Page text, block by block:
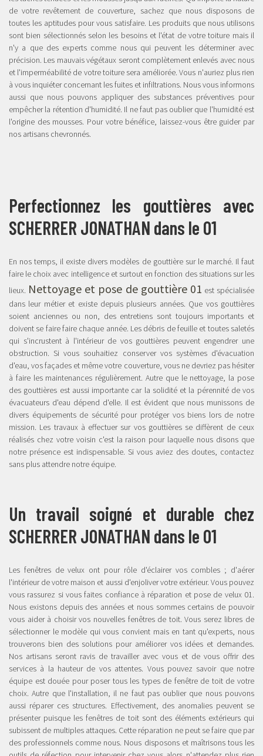
de votre revêtement de couverture, sachez que nous disposons de
toutes les aptitudes pour vous satisfaire. Les produits que nous utilisons
sont bien sélectionnés selon les besoins et l'état de votre toiture mais il
n'y a que des experts comme nous qui peuvent les déterminer avec
précision. Les mauvais végétaux seront complètement enlevés avec nous
et l'imperméabilité de votre toiture sera améliorée. Vous n'auriez plus rien
à vous inquiéter concernant les fuites et infiltrations. Nous vous informons
aussi que nous pouvons appliquer des substances préventives pour
empêcher la rétention d'humidité. Il ne faut pas oublier que l'humidité est
l'origine des mousses. Pour votre bénéfice, laissez-vous être guider par
nos artisans chevronnés.
Perfectionnez les gouttières avec
SCHERRER JONATHAN dans le 01
En nos temps, il existe divers modèles de gouttière sur le marché. Il faut
faire le choix avec intelligence et surtout en fonction des situations sur les
lieux. Nettoyage et pose de gouttière 01 est spécialisée
dans leur métier et existe depuis plusieurs années. Que vos gouttières
soient anciennes ou non, des entretiens sont toujours importants et
doivent se faire faire chaque année. Les débris de feuille et toutes saletés
qui s'incrustent à l'intérieur de vos gouttières peuvent engendrer une
obstruction. Si vous souhaitiez conserver vos systèmes d'évacuation
d'eau, vos façades et même votre couverture, vous ne devriez pas hésiter
à faire les maintenances régulièrement. Autre que le nettoyage, la pose
des gouttières est aussi importante car la solidité et la pérennité de vos
évacuateurs d'eau dépend d'elle. Il est évident que nous munissons de
divers équipements de sécurité pour protéger vos biens lors de notre
mission. Les travaux à effectuer sur vos gouttières se diffèrent de ceux
réalisés chez votre voisin c'est la raison pour laquelle nous disons que
notre présence est indispensable. Si vous aviez des doutes, contactez
sans plus attendre notre équipe.
Un travail soigné et durable chez
SCHERRER JONATHAN dans le 01
Les fenêtres de velux ont pour rôle d'éclairer vos combles ; d'aérer
l'intérieur de votre maison et aussi d'enjoliver votre extérieur. Vous pouvez
vous rassurez si vous faites confiance à réparation et pose de velux 01.
Nous existons depuis des années et nous sommes certains de pouvoir
vous aider à choisir vos nouvelles fenêtres de toit. Vous serez libres de
sélectionner le modèle qui vous convient mais en tant qu'experts, nous
trouverons bien des solutions pour améliorer vos idées et demandes.
Nos artisans seront ravis de travailler avec vous et de vous offrir des
services à la hauteur de vos attentes. Vous pouvez savoir que notre
équipe est douée pour poser tous les types de fenêtre de toit de votre
choix. Autre que l'installation, il ne faut pas oublier que nous pouvons
aussi réparer ces structures. Effectivement, des anomalies peuvent se
présenter puisque les fenêtres de toit sont des éléments extérieurs qui
subissent de multiples attaques. Cette réparation ne peut se faire que par
des professionnels comme nous. Nous disposons et maîtrisons tous les